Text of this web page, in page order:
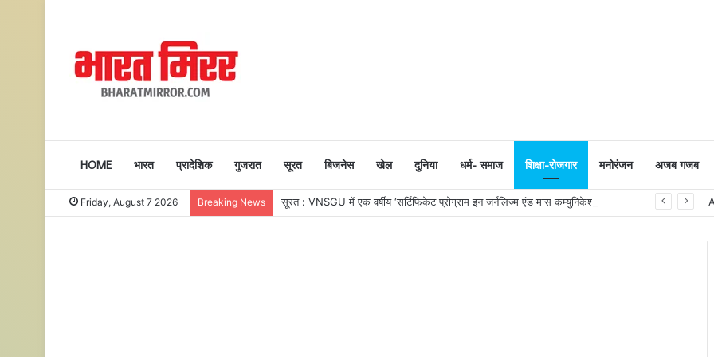
HOME भारत प्रादेशिक गुजरात सूरत बिजनेस खेल दुनिया धर्म- समाज शिक्षा-रोजगार मनोरंजन अजब गजब
Friday, August 7 2026 Breaking News सूरत : VNSGU में एक वर्षीय ‘सर्टिफिकेट प्रोग्राम इन जर्नलिज्म एंड मास कम्युनिकेशन’ का शुभारंभ